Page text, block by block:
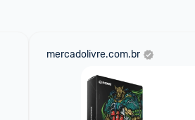
mercadolivre.com.br